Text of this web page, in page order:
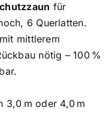
für
6 Querlatten.
mittlerem
nötig – 100 %
3,0 m oder 4,0 m